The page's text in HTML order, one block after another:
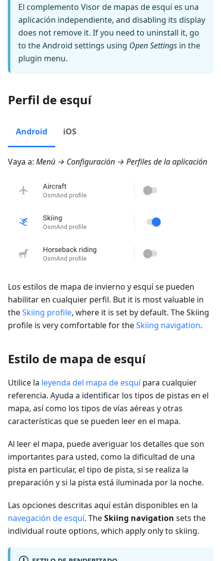
El complemento Visor de mapas de esquí es una
aplicación independiente, and disabling its display
does not remove it. If you need to uninstall it, go
to the Android settings using Open Settings in the
plugin menu.
Perfil de esquí
Android iOS
Vaya a: Menú → Configuración → Perfiles de la aplicación
Los estilos de mapa de invierno y esquí se pueden
habilitar en cualquier perfil. But it is most valuable in
theSkiing profile, where it is set by default. The Skiing
profile is very comfortable for theSkiing navigation.
Estilo de mapa de esquí
Utilice la leyenda del mapa de esquípara cualquier
referencia. Ayuda a identificar los tipos de pistas en el
mapa, así como los tipos de vías aéreas y otras
características que se pueden leer en el mapa.
Al leer el mapa, puede averiguar los detalles que son
importantes para usted, como la dificultad de una
pista en particular, el tipo de pista, si se realiza la
preparación y si la pista está iluminada por la noche.
Las opciones descritas aquí están disponibles en la
navegación de esquí. TheSkiing navigation sets the
individual route options, which apply only to skiing.